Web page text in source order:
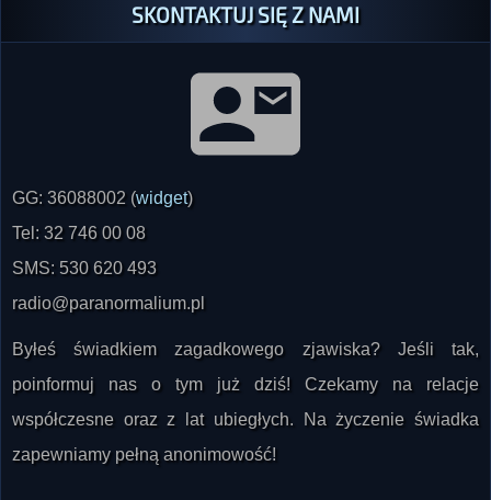
SKONTAKTUJ SIĘ Z NAMI
GG: 36088002 (widget)
Tel: 32 746 00 08
SMS: 530 620 493
radio@paranormalium.pl
Byłeś świadkiem zagadkowego zjawiska? Jeśli tak,
poinformuj nas o tym już dziś! Czekamy na relacje
współczesne oraz z lat ubiegłych. Na życzenie świadka
zapewniamy pełną anonimowość!